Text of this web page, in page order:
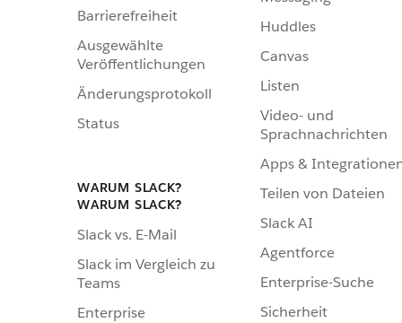
Barrierefreiheit
Ausgewählte
Veröffentlichungen
Änderungsprotokoll
Status
WARUM SLACK?
WARUM SLACK?
Slack vs. E-Mail
Slack im Vergleich zu
Teams
Enterprise
Huddles
Canvas
Listen
Video- und
Sprachnachrichten
Apps &
Teilen von Dateien
Slack AI
Agentforce
Enterprise-Suche
Sicherheit